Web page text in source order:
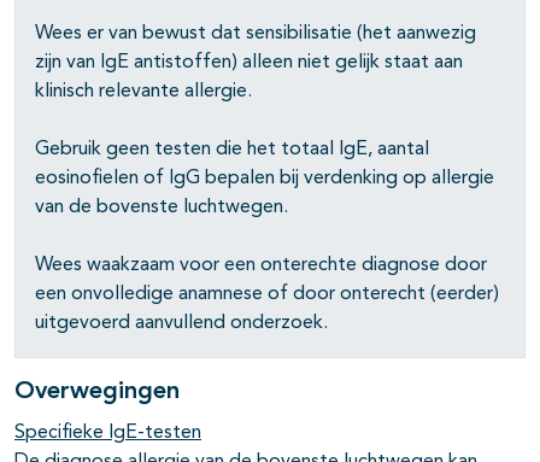
Wees er van bewust dat sensibilisatie (het aanwezig
zijn van IgE antistoffen) alleen niet gelijk staat aan
klinisch relevante allergie.
Gebruik geen testen die het totaal IgE, aantal
eosinofielen of IgG bepalen bij verdenking op allergie
van de bovenste luchtwegen.
Wees waakzaam voor een onterechte diagnose door
een onvolledige anamnese of door onterecht (eerder)
uitgevoerd aanvullend onderzoek.
Overwegingen
Specifieke IgE-testen